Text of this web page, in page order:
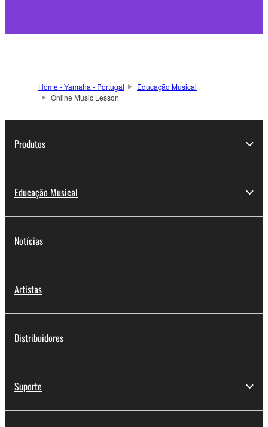
Home - Yamaha - Portugal
Educação Musical
Online Music Lesson
Produtos
Educação Musical
Notícias
Artistas
Distribuidores
Suporte